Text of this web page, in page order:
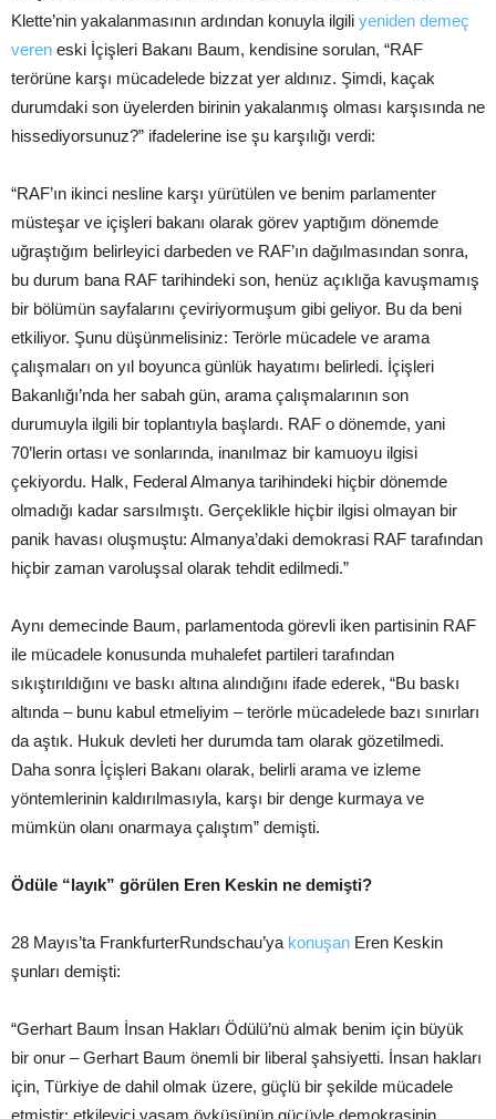
Klette’nin yakalanmasının ardından konuyla ilgili yeniden demeç
veren eski İçişleri Bakanı Baum, kendisine sorulan, “RAF
terörüne karşı mücadelede bizzat yer aldınız. Şimdi, kaçak
durumdaki son üyelerden birinin yakalanmış olması karşısında ne
hissediyorsunuz?” ifadelerine ise şu karşılığı verdi:
“RAF’ın ikinci nesline karşı yürütülen ve benim parlamenter
müsteşar ve içişleri bakanı olarak görev yaptığım dönemde
uğraştığım belirleyici darbeden ve RAF’ın dağılmasından sonra,
bu durum bana RAF tarihindeki son, henüz açıklığa kavuşmamış
bir bölümün sayfalarını çeviriyormuşum gibi geliyor. Bu da beni
etkiliyor. Şunu düşünmelisiniz: Terörle mücadele ve arama
çalışmaları on yıl boyunca günlük hayatımı belirledi. İçişleri
Bakanlığı’nda her sabah gün, arama çalışmalarının son
durumuyla ilgili bir toplantıyla başlardı. RAF o dönemde, yani
70’lerin ortası ve sonlarında, inanılmaz bir kamuoyu ilgisi
çekiyordu. Halk, Federal Almanya tarihindeki hiçbir dönemde
olmadığı kadar sarsılmıştı. Gerçeklikle hiçbir ilgisi olmayan bir
panik havası oluşmuştu: Almanya’daki demokrasi RAF tarafından
hiçbir zaman varoluşsal olarak tehdit edilmedi.”
Aynı demecinde Baum, parlamentoda görevli iken partisinin RAF
ile mücadele konusunda muhalefet partileri tarafından
sıkıştırıldığını ve baskı altına alındığını ifade ederek, “Bu baskı
altında – bunu kabul etmeliyim – terörle mücadelede bazı sınırları
da aştık. Hukuk devleti her durumda tam olarak gözetilmedi.
Daha sonra İçişleri Bakanı olarak, belirli arama ve izleme
yöntemlerinin kaldırılmasıyla, karşı bir denge kurmaya ve
mümkün olanı onarmaya çalıştım” demişti.
Ödüle “layık” görülen Eren Keskin ne demişti?
28 Mayıs’ta FrankfurterRundschau’ya konuşan Eren Keskin
şunları demişti:
“Gerhart Baum İnsan Hakları Ödülü’nü almak benim için büyük
bir onur – Gerhart Baum önemli bir liberal şahsiyetti. İnsan hakları
için, Türkiye de dahil olmak üzere, güçlü bir şekilde mücadele
etmiştir; etkileyici yaşam öyküsünün gücüyle demokrasinin